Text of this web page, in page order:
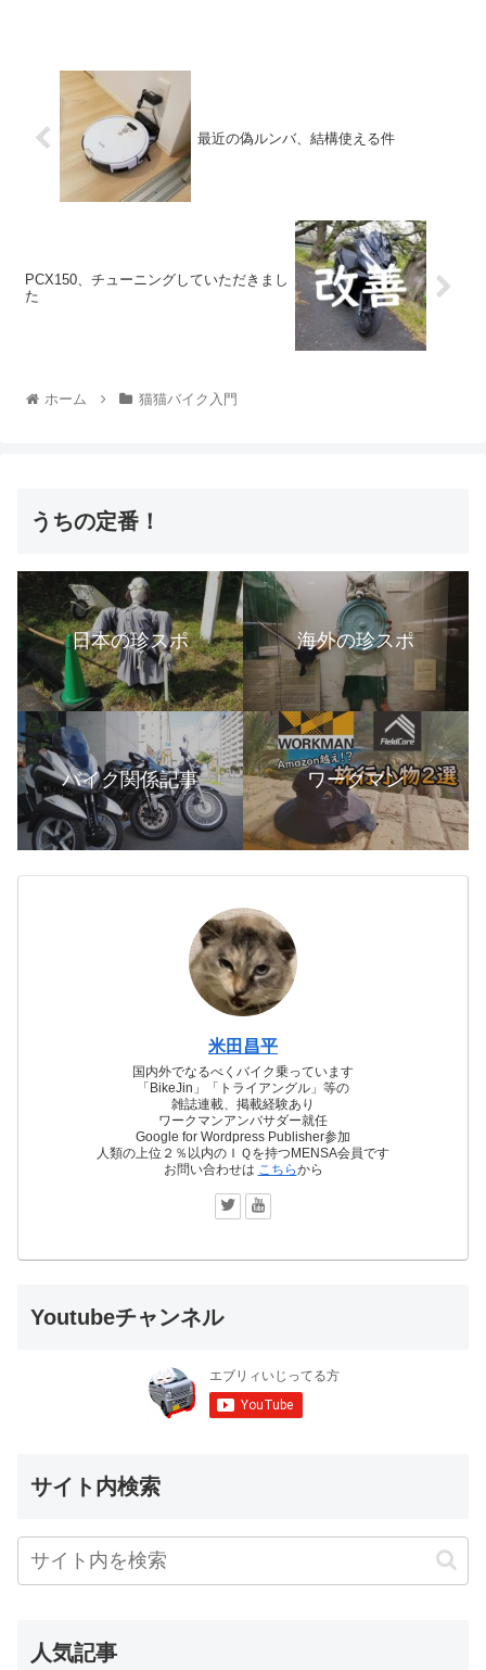
最近の偽ルンバ、結構使える件
PCX150、チューニングしていただきまし
た
ホーム 猫猫バイク入門
うちの定番！
日本の珍スポ 海外の珍スポ
バイク関係記事 ワークマン
米田昌平
国内外でなるべくバイク乗っています
「BikeJin」「トライアングル」等の
雑誌連載、掲載経験あり
ワークマンアンバサダー就任
Google for Wordpress Publisher参加
人類の上位２％以内のＩＱを持つMENSA会員です
お問い合わせは こちらから
Youtubeチャンネル
サイト内検索
人気記事